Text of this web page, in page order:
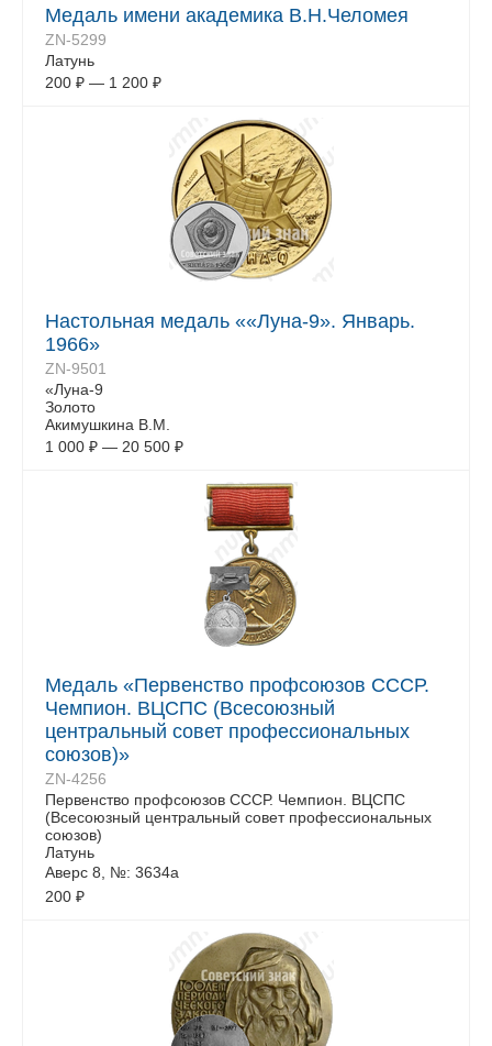
Медаль имени академика В.Н.Челомея
ZN-5299
Латунь
200 ₽ — 1 200 ₽
Настольная медаль ««Луна-9». Январь.
1966»
ZN-9501
«Луна-9
Золото
Акимушкина В.М.
1 000 ₽ — 20 500 ₽
Медаль «Первенство профсоюзов СССР.
Чемпион. ВЦСПС (Всесоюзный
центральный совет профессиональных
союзов)»
ZN-4256
Первенство профсоюзов СССР. Чемпион. ВЦСПС
(Всесоюзный центральный совет профессиональных
союзов)
Латунь
Аверс 8, №: 3634a
200 ₽